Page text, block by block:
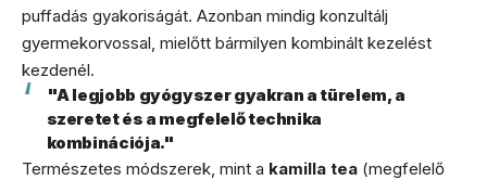
puffadás gyakoriságát. Azonban mindig konzultálj
gyermekorvossal, mielőtt bármilyen kombinált kezelést
kezdenél.
"A legjobb gyógyszer gyakran a türelem, a
szeretet és a megfelelő technika
kombinációja."
Természetes módszerek, mint a kamilla tea (megfelelő